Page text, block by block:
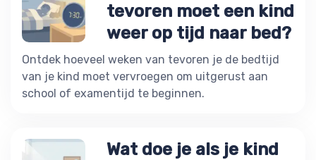
tevoren moet een kind
weer op tijd naar bed?
Ontdek hoeveel weken van tevoren je de bedtijd
van je kind moet vervroegen om uitgerust aan
school of examentijd te beginnen.
Wat doe je als je kind